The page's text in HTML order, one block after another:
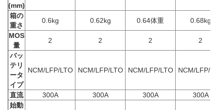
(mm)
箱の
重さ
0.6kg 0.62kg 0.64体重
0.68kg
MOS
量
2 2 2
2
バッ
テリ
ータ
イプ
NCM/LFP/LTO NCM/LFP/LTO NCM/LFP/LTO NCM/LFP/
直流 300A 300A 300A
300A
始動